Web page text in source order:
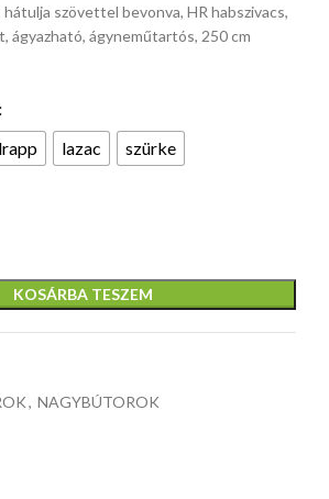
szövettel bevonva, HR habszivacs,
ágyazható, ágyneműtartós, 250 cm
lazac
szürke
KOSÁRBA TESZEM
, NAGYBÚTOROK